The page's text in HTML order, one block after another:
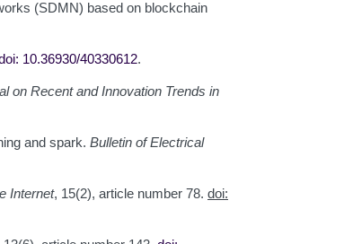
(SDMN) based on blockchain
10.36930/40330612.
on Recent and Innovation Trends in
and spark. Bulletin of Electrical
Internet, 15(2), article number 78. doi: